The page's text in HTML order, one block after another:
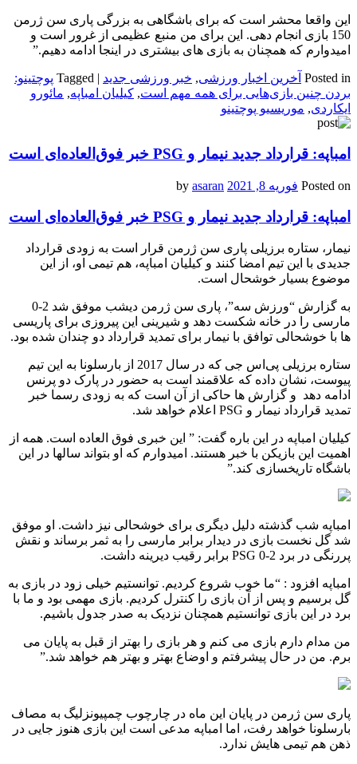
این واقعا محشر است که برای باشگاهی به بزرگی پاری سن ژرمن
150 بازی انجام دهی. این برای من منبع عظیمی از غرور است و
امیدوارم که همچنان به بازی های بیشتری در اینجا ادامه دهیم.”
Posted in آخرین اخبار ورزشی, خبر ورزشی جدید |
Tagged پوچتینو:
بردن چنین بازی‌هایی برای همه مهم است, کیلیان امباپه, مائورو
ایکاردی, موریسیو پوچتینو
امباپه: قرارداد جدید نیمار و PSG خبر فوق‌العاده‌ای است
Posted on فوریه 8, 2021 asaran
امباپه: قرارداد جدید نیمار و PSG خبر فوق‌العاده‌ای است
نیمار، ستاره برزیلی پاری سن ژرمن قرار است به زودی قرارداد
جدیدی با این تیم امضا کنند و کیلیان امباپه، هم تیمی او، از این
موضوع بسیار خوشحال است.
به گزارش “ورزش سه”، پاری سن ژرمن دیشب موفق شد 2-0
مارسی را در خانه شکست دهد و شیرینی این پیروزی برای پاریسی
ها با خوشحالی توافق با نیمار برای تمدید قرارداد دو چندان شده بود.
ستاره برزیلی پی‌اس جی که در
سال 2017 از بارسلونا به این تیم
پیوست، نشان داده که علاقمند است به حضور در پارک دو پرنس
ادامه دهد و گزارش ها حاکی از آن است که به زودی رسما خبر
تمدید قرارداد نیمار و PSG اعلام خواهد شد.
کیلیان امباپه در این باره گفت: ” این خبری فوق العاده است. همه از
اهمیت این بازیکن با خبر هستند. امیدوارم که او بتواند سالها در این
باشگاه تاریخسازی کند.”
امباپه شب گذشته دلیل دیگری برای خوشحالی نیز داشت. او موفق
شد گل نخست بازی در دیدار برابر مارسی را به ثمر برساند و نقش
پررنگی در برد 2-0
PSG برابر رقیب دیرینه داشت.
امباپه افزود : “ما خوب شروع کردیم. توانستیم خیلی زود در بازی به
گل برسیم و پس از آن بازی را کنترل کردیم. بازی مهمی بود و ما با
برد در این بازی توانستیم همچنان نزدیک به صدر جدول باشیم.
من مدام دارم بازی می کنم و هر بازی را بهتر از قبل به پایان می
برم. من در حال پیشرفتم و اوضاع بهتر و بهتر هم خواهد شد.”
پاری سن ژرمن در پایان این ماه در چارچوب چمپیونزلیگ به مصاف
بارسلونا خواهد رفت، اما امباپه مدعی است این بازی هنوز جایی در
ذهن هم تیمی هایش ندارد.